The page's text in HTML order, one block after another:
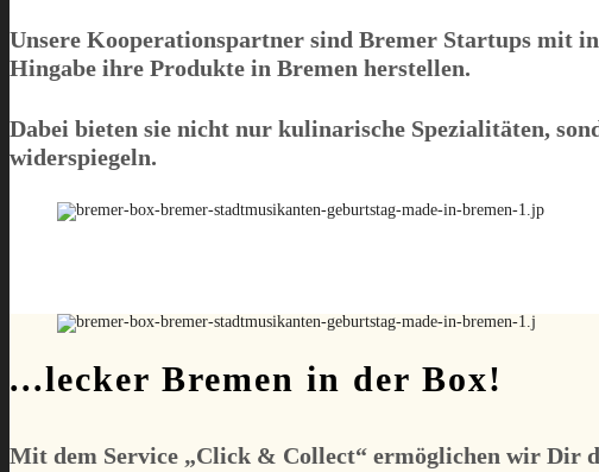
Unsere Kooperationspartner sind Bremer Startups mit
Hingabe ihre Produkte in Bremen herstellen.
Dabei bieten sie nicht nur kulinarische Spezialitäten,
widerspiegeln.
...lecker Bremen in der Box!
Mit dem Service „Click & Collect“ ermöglichen wir Dir